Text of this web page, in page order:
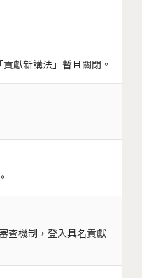
獻新講法」暫且關閉。
查機制，登入具名貢獻